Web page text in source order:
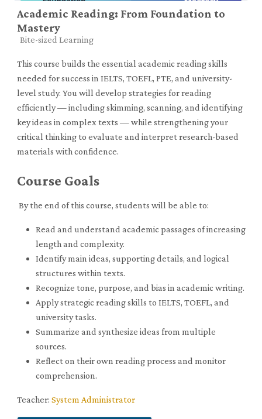
Academic Reading: From Foundation to
Mastery
Course category
Bite-sized Learning
This course builds the essential academic reading skills
needed for success in IELTS, TOEFL, PTE, and university-
level study. You will develop strategies for reading
efficiently — including skimming, scanning, and identifying
key ideas in complex texts — while strengthening your
critical thinking to evaluate and interpret research-based
materials with confidence.
Course Goals
By the end of this course, students will be able to:
Read and understand academic passages of increasing
length and complexity.
Identify main ideas, supporting details, and logical
structures within texts.
Recognize tone, purpose, and bias in academic writing.
Apply strategic reading skills to IELTS, TOEFL, and
university tasks.
Summarize and synthesize ideas from multiple
sources.
Reflect on their own reading process and monitor
comprehension.
Teacher: System Administrator